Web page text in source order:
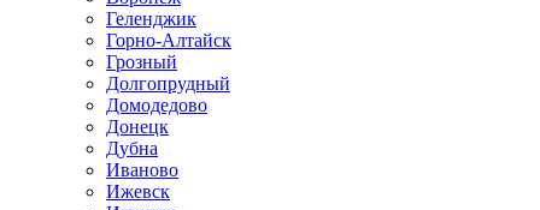
Геленджик
Горно-Алтайск
Грозный
Долгопрудный
Домодедово
Донецк
Дубна
Иваново
Ижевск